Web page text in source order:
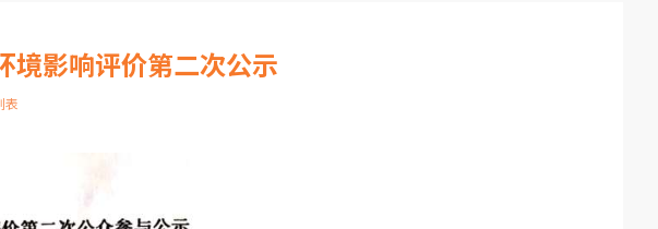
境影响评价第二次公示
表